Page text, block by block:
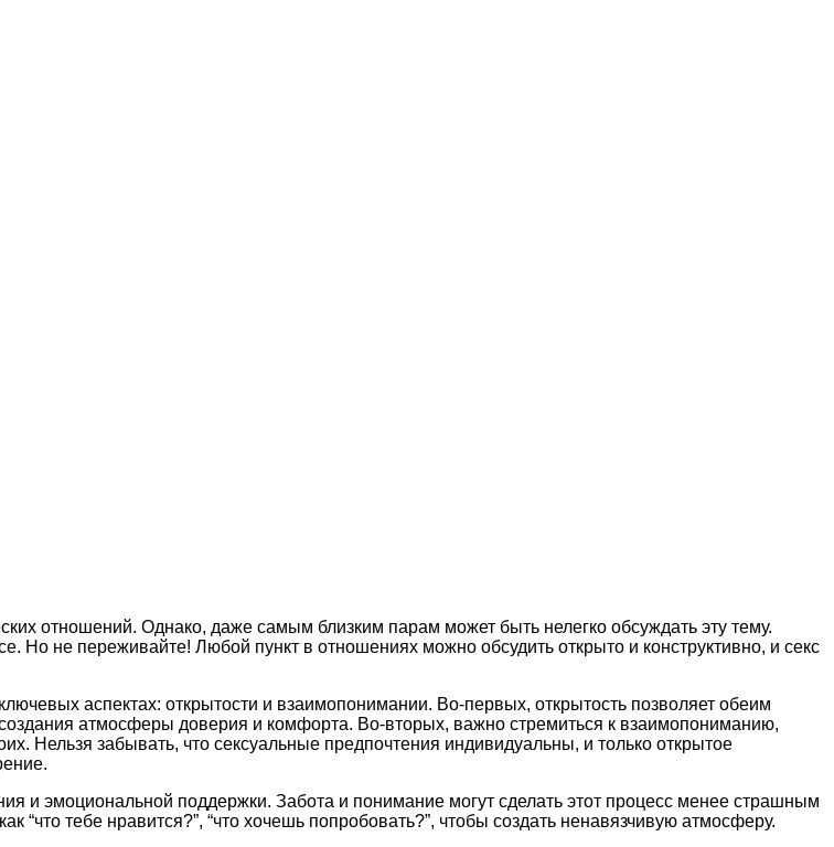
отношений. Однако, даже самым близким парам может быть нелегко обсуждать эту тему.
Но не переживайте! Любой пункт в отношениях можно обсудить открыто и конструктивно, и секс
аспектах: открытости и взаимопонимании. Во-первых, открытость позволяет обеим
атмосферы доверия и комфорта. Во-вторых, важно стремиться к взаимопониманию,
Нельзя забывать, что сексуальные предпочтения индивидуальны, и только открытое
и эмоциональной поддержки. Забота и понимание могут сделать этот процесс менее страшным
тебе нравится?”, “что хочешь попробовать?”, чтобы создать ненавязчивую атмосферу.